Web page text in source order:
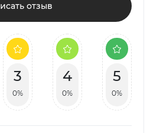
отзыв
3
0%
4
0%
5
0%